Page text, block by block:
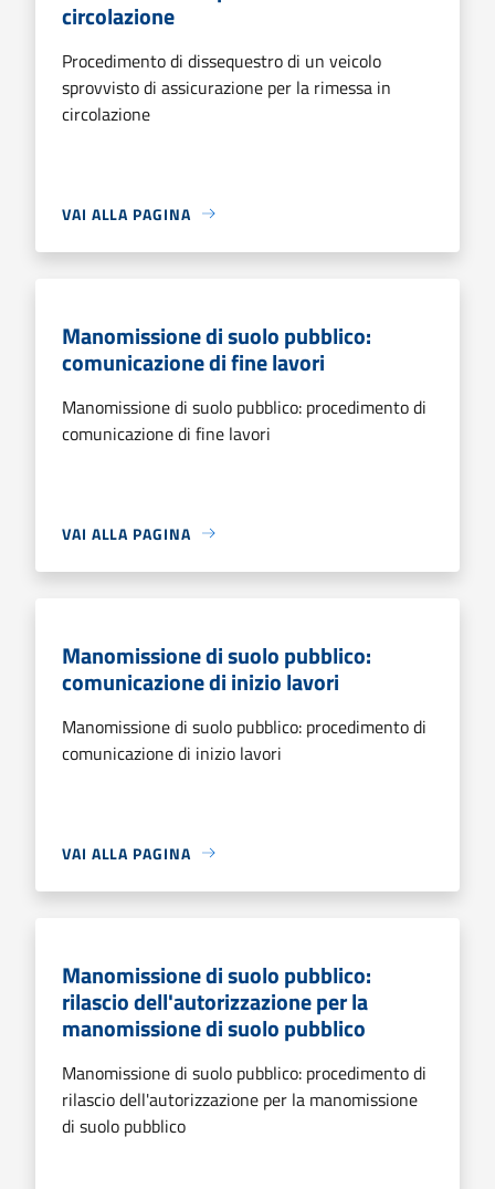
circolazione
Procedimento di dissequestro di un veicolo
sprovvisto di assicurazione per la rimessa in
circolazione
VAI ALLA PAGINA
Manomissione di suolo pubblico:
comunicazione di fine lavori
Manomissione di suolo pubblico: procedimento di
comunicazione di fine lavori
VAI ALLA PAGINA
Manomissione di suolo pubblico:
comunicazione di inizio lavori
Manomissione di suolo pubblico: procedimento di
comunicazione di inizio lavori
VAI ALLA PAGINA
Manomissione di suolo pubblico:
rilascio dell'autorizzazione per la
manomissione di suolo pubblico
Manomissione di suolo pubblico: procedimento di
rilascio dell'autorizzazione per la manomissione
di suolo pubblico